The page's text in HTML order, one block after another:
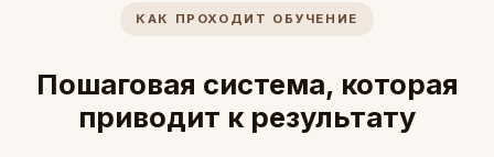
КАК ПРОХОДИТ ОБУЧЕНИЕ
Пошаговая система, которая
приводит к результату